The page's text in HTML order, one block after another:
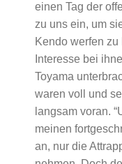
einen Tag der
zu uns ein, um
Kendo werfen
Interesse bei
Toyama
waren voll und
langsam voran.
meinen
an, nur die